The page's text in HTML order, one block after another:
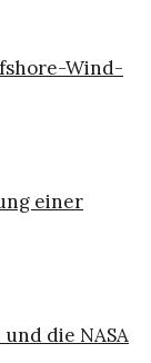
Wind-
einer
die NASA